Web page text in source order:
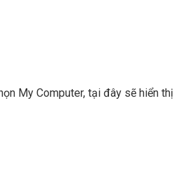
My Computer, tại đây sẽ hiển thị